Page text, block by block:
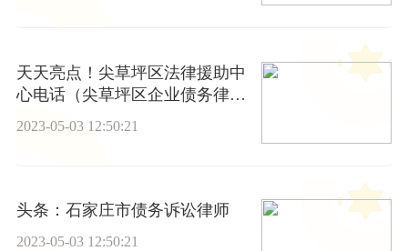
天天亮点！尖草坪区法律援助中
心电话（尖草坪区企业债务律
师）
2023-05-03 12:50:21
头条：石家庄市债务诉讼律师
2023-05-03 12:50:21